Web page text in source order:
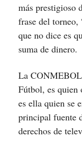
más prestigioso
frase del torneo,
que no dice es
suma de dinero.
La
Fútbol, es quien
es ella quien se
principal fuente
derechos de